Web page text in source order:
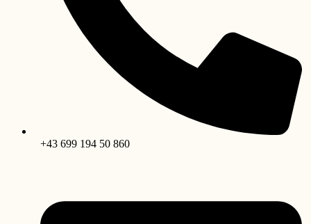
+43 699 194 50 860